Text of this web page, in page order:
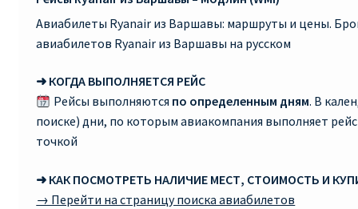
Ryanair Україна из Киева, Одессы, Львова, Харькова,
RYANAIR.COM НА РУССКОМ – кнфтфшкюсщь
Авиабилеты Ryanair на Тенерифе от €15
АВИАБИЛЕТЫ RYANAIR ОТ € 12
Авиабилеты Ryanair из Варшавы: маршруты и цены.
авиабилетов Ryanair из Варшавы на русском
➜ КОГДА ВЫПОЛНЯЕТСЯ РЕЙС
Рейсы выполняются по определенным дням. В
поиске) дни, по которым авиакомпания выполняет
точкой
➜ КАК ПОСМОТРЕТЬ НАЛИЧИЕ МЕСТ, СТОИМОСТЬ И
→ Перейти на страницу поиска авиабилетов